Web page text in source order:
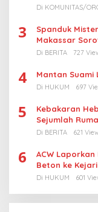
Di KOMUNITAS/
3
Spanduk
Makassar
Di BERITA 727
4 Mantan Suami
Di HUKUM 697
5
Kebakaran
Sejumlah
Diselidiki
Di BERITA 621
6
ACW
Beton ke
Di HUKUM 601